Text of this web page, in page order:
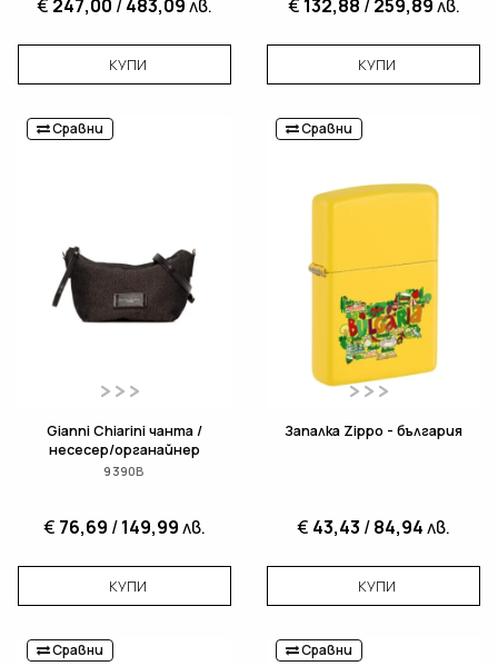
€ 247,00 /483,09лв.
КУПИ
€ 132,88 /259,89лв.
КУПИ
Сравни
Gianni Chiarini чанта /
несесер/органайнер
9390B
€ 76,69 /149,99лв.
КУПИ
Сравни
Запалка Zippo - българия
€ 43,43 /84,94лв.
КУПИ
Сравни Сравни